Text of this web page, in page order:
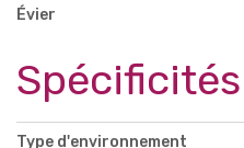
Évier
Type d'environnement